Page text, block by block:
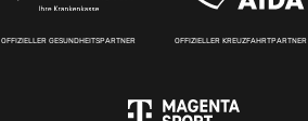
OFFIZIELLER GESUNDHEITSPARTNER OFFIZIELLER KREUZFAHRTPARTNER